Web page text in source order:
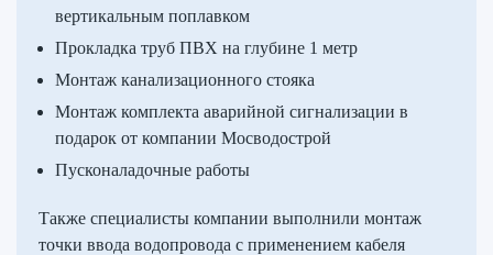
вертикальным поплавком
Прокладка труб ПВХ на глубине 1 метр
Монтаж канализационного стояка
Монтаж комплекта аварийной сигнализации в
подарок от компании Мосводострой
Пусконаладочные работы
Также специалисты компании выполнили монтаж
точки ввода водопровода с применением кабеля